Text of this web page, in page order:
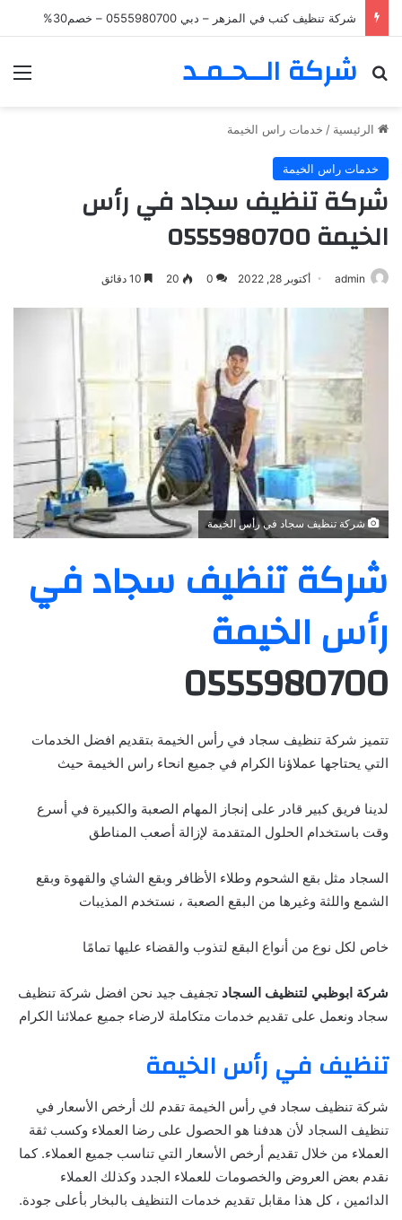
شركة تنظيف كنب في المزهر – دبي 0555980700 – خصم30%
شركة الــحـمـد
بحث عن
الرئيسية / خدمات راس الخيمة
خدمات راس الخيمة
شركة تنظيف سجاد في رأس
الخيمة 0555980700
admin أكتوبر 28, 2022 0
20
شركة تنظيف سجاد في رأس الخيمة
شركة تنظيف سجاد في
رأس الخيمة
0555980700
تتميز شركة تنظيف سجاد في رأس الخيمة بتقديم افضل الخدمات
التي يحتاجها عملاؤنا الكرام في جميع انحاء راس الخيمة حيث
لدينا فريق كبير قادر على إنجاز المهام الصعبة والكبيرة في أسرع
وقت باستخدام الحلول المتقدمة لإزالة أصعب المناطق
السجاد مثل بقع الشحوم وطلاء الأظافر وبقع الشاي والقهوة وبقع
الشمع واللثة وغيرها من البقع الصعبة ، نستخدم المذيبات
خاص لكل نوع من أنواع البقع لتذوب والقضاء عليها تمامًا
شركة ابوظبي لتنظيف السجاد تجفيف جيد نحن افضل شركة تنظيف
سجاد ونعمل على تقديم خدمات متكاملة لارضاء جميع عملائنا الكرام
تنظيف في رأس الخيمة
شركة تنظيف سجاد في رأس الخيمة تقدم لك أرخص الأسعار في
تنظيف السجاد لأن هدفنا هو الحصول على رضا العملاء وكسب ثقة
العملاء من خلال تقديم أرخص الأسعار التي تناسب جميع العملاء. كما
نقدم بعض العروض والخصومات للعملاء الجدد وكذلك العملاء
الدائمين ، كل هذا مقابل تقديم خدمات التنظيف بالبخار بأعلى جودة.